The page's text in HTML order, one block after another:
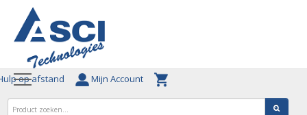
op afstand Mijn Account